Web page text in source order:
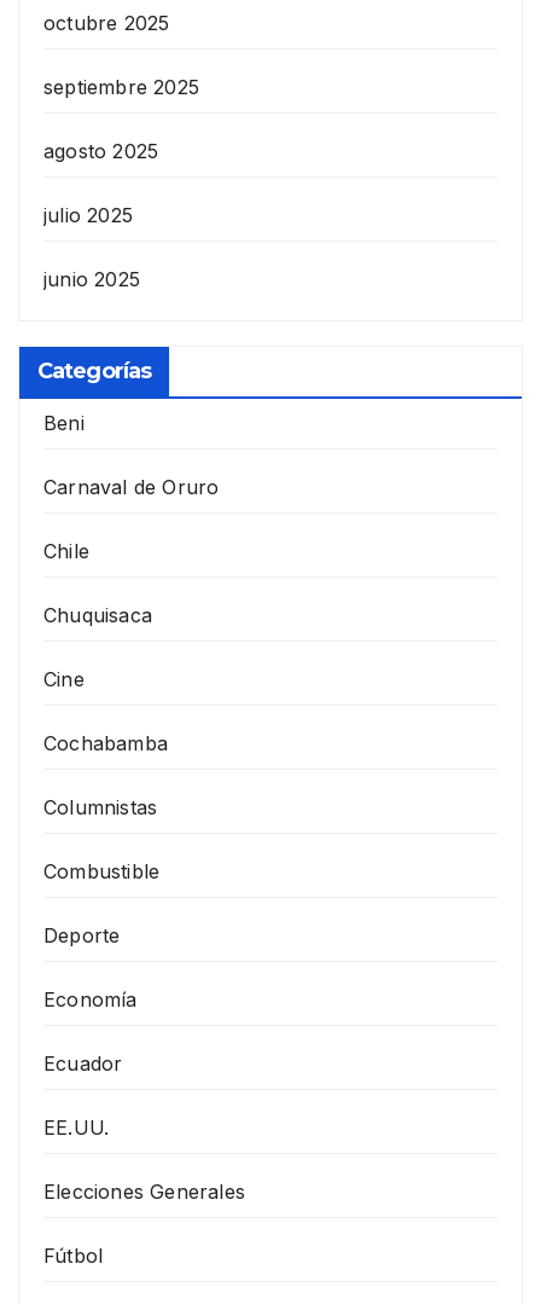
octubre 2025
septiembre 2025
agosto 2025
julio 2025
junio 2025
Categorías
Beni
Carnaval de Oruro
Chile
Chuquisaca
Cine
Cochabamba
Columnistas
Combustible
Deporte
Economía
Ecuador
EE.UU.
Elecciones Generales
Fútbol